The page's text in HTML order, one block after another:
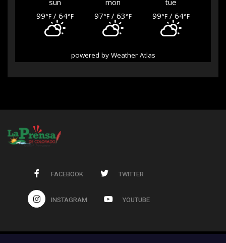
sun mon
tue
99°F / 64°F 97°F/ 63°F 99°F/ 64°F
powered by Weather Atlas
FACEBOOK TWITTER
INSTAGRAM YOUTUBE